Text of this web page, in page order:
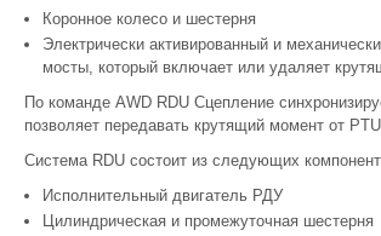
Коронное колесо и шестерня
Электрически активированный и
мосты, который включает или удаляет
По команде AWD RDU Сцепление
позволяет передавать крутящий момент от
Система RDU состоит из следующих
Исполнительный двигатель РДУ
Цилиндрическая и промежуточная шестерня